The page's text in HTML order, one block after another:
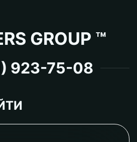
GROUP ™
923-75-08